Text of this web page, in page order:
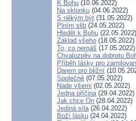
K Bohu (10.06.2022)
Na sklonku (04.06.2022)
S někým být (31.05.2022)
Plním slib (24.05.2022)
Hledět k Bohu (22.05.2022)
Základ všeho (18.05.2022)
To, co nemáš (17.05.2022)
Chvalozpěv na dobrotu
Příběh lásky pro
Darem pro bližní
Společně (07.05.2022)
Nade všemi (02.05.2022)
Jedna příčina(29.04.2022)
Jak chce On (28.04.2022)
Jediná síla(26.04.2022)
Boží lásku (24.04.2022)